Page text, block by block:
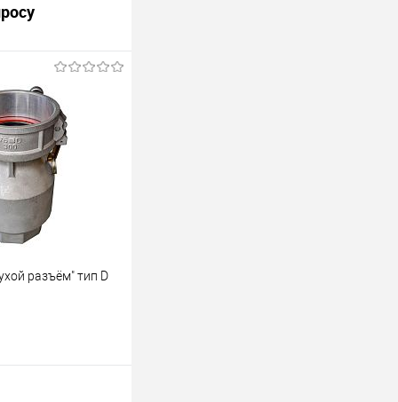
соединения для
цену
Сравнить
Недоступно
разъём" тип D